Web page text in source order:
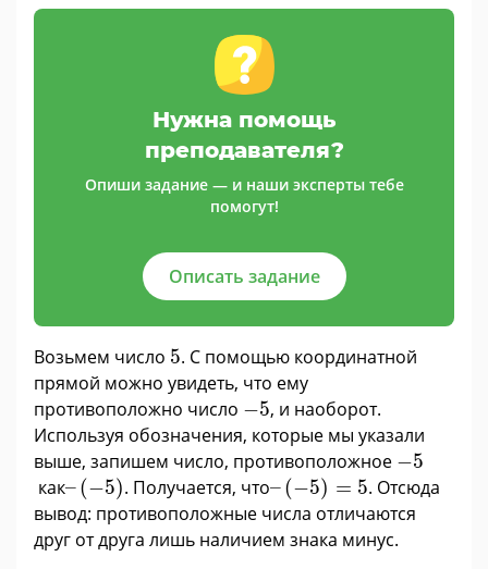
Нужна помощь
преподавателя?
Опиши задание — и наши эксперты тебе
помогут!
Описать задание
Возьмем число 5
5. С помощью координатной
прямой можно увидеть, что ему
противоположно число −5
5, и наоборот.
Используя обозначения, которые мы указали
выше, запишем число, противоположное −5
5
как–(−5)
–(−5) . Получается, что–(−5) = 5
–(−5)=5
. Отсюда
вывод: противоположные числа отличаются
друг от друга лишь наличием знака минус.